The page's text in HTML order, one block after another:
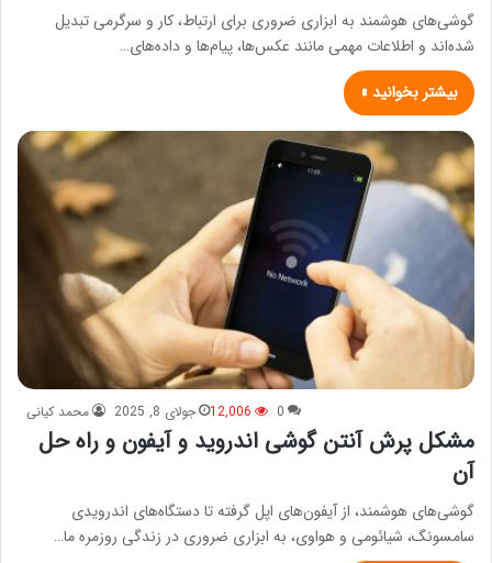
گوشی‌های هوشمند به ابزاری ضروری برای ارتباط، کار و سرگرمی تبدیل
شده‌اند و اطلاعات مهمی مانند عکس‌ها، پیام‌ها و داده‌های…
بیشتر بخوانید »
محمد کیانی جولای 8, 2025 0
12,006
مشکل پرش آنتن گوشی اندروید و آیفون و راه حل
آن
گوشی‌های هوشمند، از آیفون‌های اپل گرفته تا دستگاه‌های اندرویدی
سامسونگ، شیائومی و هواوی، به ابزاری ضروری در زندگی روزمره ما…